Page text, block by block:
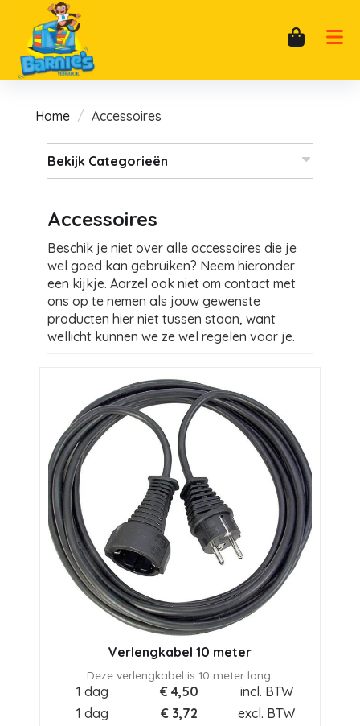
Home Accessoires
Bekijk Categorieën
Accessoires
Beschik je niet over alle accessoires die je
wel goed kan gebruiken? Neem hieronder
een kijkje. Aarzel ook niet om contact met
ons op te nemen als jouw gewenste
producten hier niet tussen staan, want
wellicht kunnen we ze wel regelen voor je.
Verlengkabel 10 meter
Deze verlengkabel is 10 meter lang.
1 dag € 4,50
incl. BTW
1 dag
€ 3,72 excl. BTW